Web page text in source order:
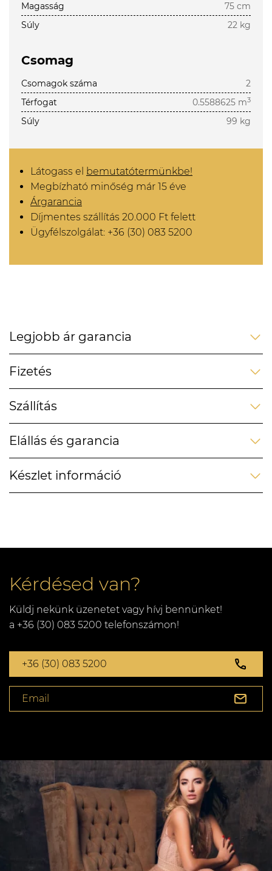
Magasság
75 cm
Súly
22 kg
Csomag
Csomagok száma
2
Térfogat
0.5588625 m3
Súly 99 kg
Látogass el bemutatótermünkbe!
Megbízható minőség már 15 éve
Árgarancia
Díjmentes szállítás 20.000 Ft felett
Ügyfélszolgálat: +36 (30) 083 5200
Legjobb ár garancia
Fizetés
Szállítás
Elállás és garancia
Készlet információ
Kérdésed van?
Küldj nekünk üzenetet vagy hívj bennünket!
a +36 (30) 083 5200 telefonszámon!
+36 (30) 083 5200
Email